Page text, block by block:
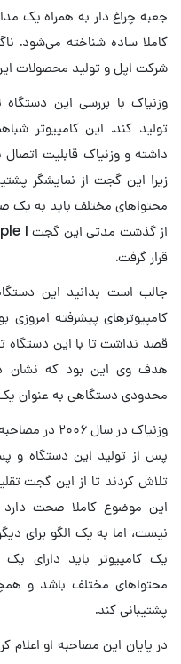
جعبه چراغ دار به همراه یک
کاملا ساده شناخته می‌شود.
شرکت اپل و تولید محصولات
وزنیاک با بررسی این
تولید کند. این کامپیوتر
داشته و وزنیاک قابلیت اتصال
زیرا این گجت از نمایشگر
محتواهای مختلف باید به
قرار گرفت.
جالب است بدانید این
کامپیوترهای پیشرفته
قصد نداشت تا با این دستگاه
هدف وی این بود که نشان
محدودی دستگاهی به عنوان یک
پس از تولید این دستگاه و
تلاش کردند تا از این گجت
نیست، اما به یک الگو برای
یک کامپیوتر باید دارای
محتواهای مختلف باشد و
پشتیبانی کند.
در پایان این مصاحبه او